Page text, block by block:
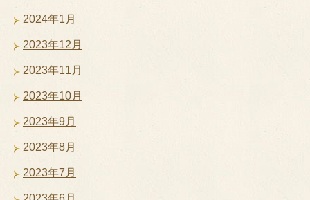
2024年1月
2023年12月
2023年11月
2023年10月
2023年9月
2023年8月
2023年7月